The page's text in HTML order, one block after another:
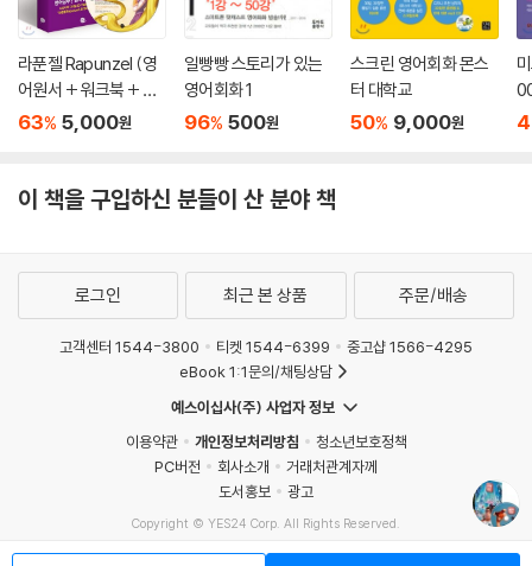
라푼젤 Rapunzel (영
어원서 + 워크북 + MP
3 CD 1장) - 전2권세트
63% 5,000원
일빵빵 스토리가 있는
영어회화 1
96% 500원
스크린 영어회화 몬스
터 대학교
50% 9,000원
이 책을 구입하신 분들이 산 분야 책
로그인 최근 본 상품 주문/배송
고객센터 1544-3800 티켓 1544-6399
중고샵 1566-4295
eBook 1:1문의/채팅상담
예스이십사(주) 사업자 정보
이용약관
개인정보처리방침
청소년보호정책
PC버전
회사소개
거래처관계자께
도서홍보
광고
Copyright © YES24 Corp. All Rights Reserved.